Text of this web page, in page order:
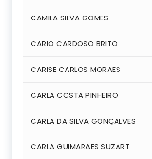
CAMILA SILVA GOMES
CARIO CARDOSO BRITO
CARISE CARLOS MORAES
CARLA COSTA PINHEIRO
CARLA DA SILVA GONÇALVES
CARLA GUIMARAES SUZART